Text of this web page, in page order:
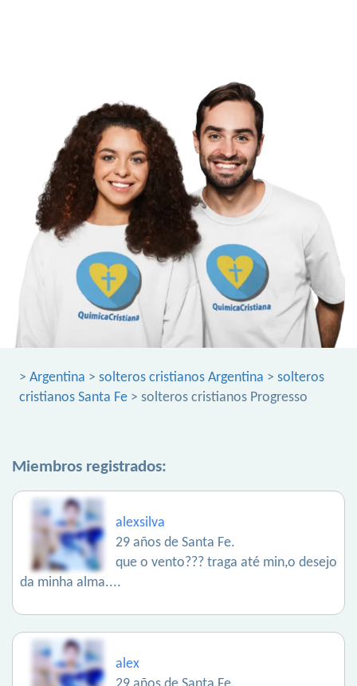
> Argentina > solteros cristianos Argentina > solteros
cristianos Santa Fe > solteros cristianos Progresso
Miembros registrados:
alexsilva
29 años de Santa Fe.
que o vento??? traga até min,o desejo
da minha alma....
alex